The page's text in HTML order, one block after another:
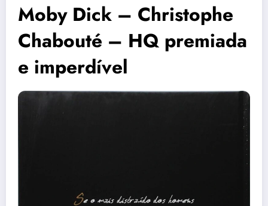
Moby Dick – Christophe
Chabouté – HQ premiada
e imperdível